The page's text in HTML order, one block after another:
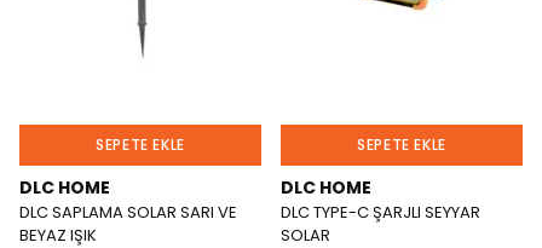
SEPETE EKLE
DLC HOME
DLC SAPLAMA SOLAR SARI VE
BEYAZ IŞIK
SEPETE EKLE
DLC HOME
DLC TYPE-C ŞARJLI SEYYAR
SOLAR